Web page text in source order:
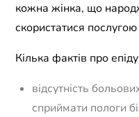
кожна жінка, що
скористатися
Кілька фактів про
відсутність
сприймати пологи